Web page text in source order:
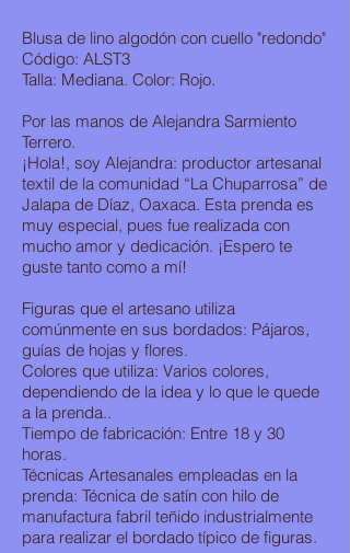
Blusa de lino algodón con cuello "redondo"
Código: ALST3
Talla: Mediana. Color: Rojo.
Por las manos de Alejandra Sarmiento
Terrero.
¡Hola!, soy Alejandra: productor artesanal
textil de la comunidad “La Chuparrosa” de
Jalapa de Díaz, Oaxaca. Esta prenda es
muy especial, pues fue realizada con
mucho amor y dedicación. ¡Espero te
guste tanto como a mí!
Figuras que el artesano utiliza
comúnmente en sus bordados: Pájaros,
guías de hojas y flores.
Colores que utiliza: Varios colores,
dependiendo de la idea y lo que le quede
a la prenda..
Tiempo de fabricación: Entre 18 y 30
horas.
Técnicas Artesanales empleadas en la
prenda: Técnica de satín con hilo de
manufactura fabril teñido industrialmente
para realizar el bordado típico de figuras.